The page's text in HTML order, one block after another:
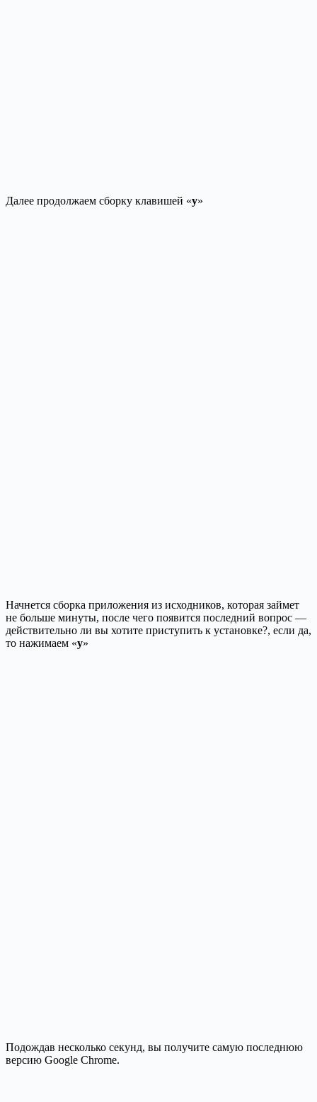
Далее продолжаем сборку клавишей «y»
Начнется сборка приложения из исходников, которая займет
не больше минуты, после чего появится последний вопрос —
действительно ли вы хотите приступить к установке?, если да,
то нажимаем «y»
Подождав несколько секунд, вы получите самую последнюю
версию Google Chrome.